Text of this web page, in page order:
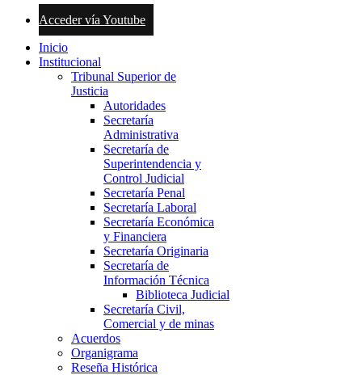
Acceder vía Youtube
Inicio
Institucional
Tribunal Superior de
Justicia
Autoridades
Secretaría
Administrativa
Secretaría de
Superintendencia y
Control Judicial
Secretaría Penal
Secretaría Laboral
Secretaría Económica
y Financiera
Secretaría Originaria
Secretaría de
Información Técnica
Biblioteca Judicial
Secretaría Civil,
Comercial y de minas
Acuerdos
Organigrama
Reseña Histórica